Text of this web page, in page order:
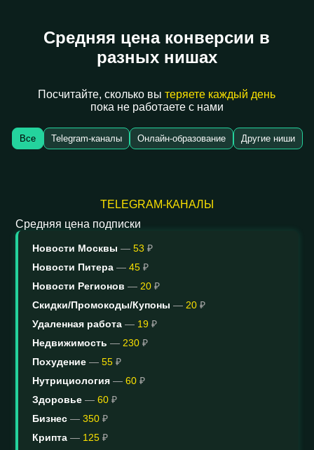
Средняя цена конверсии в
разных нишах
Посчитайте, сколько вытеряете каждый день
пока не работаете с нами
Все Telegram-каналы Онлайн-образование Другие ниши
TELEGRAM-КАНАЛЫ
Средняя цена подписки
Новости Москвы —53 ₽
Новости Питера —45 ₽
Новости Регионов — 20 ₽
Скидки/Промокоды/Купоны — 20 ₽
Удаленная работа — 19 ₽
Недвижимость — 230 ₽
Похудение —55 ₽
Нутрициология —60 ₽
Здоровье —60 ₽
Бизнес —350 ₽
Крипта — 125 ₽